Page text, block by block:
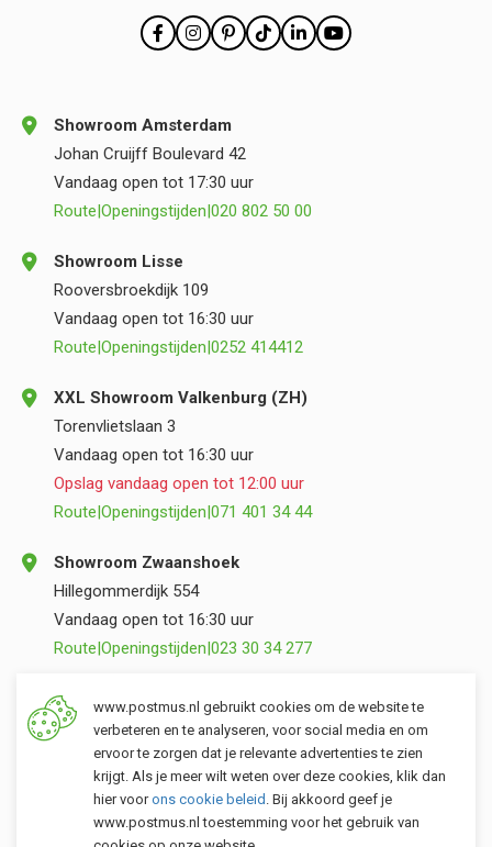
Showroom Amsterdam
Johan Cruijff Boulevard 42
Vandaag open tot 17:30 uur
Route Openingstijden 020 802 50 00
Showroom Lisse
Rooversbroekdijk 109
Vandaag open tot 16:30 uur
Route Openingstijden 0252 414412
XXL Showroom Valkenburg (ZH)
Torenvlietslaan 3
Vandaag open tot 16:30 uur
Opslag vandaag open tot 12:00 uur
Route Openingstijden 071 401 34 44
Showroom Zwaanshoek
Hillegommerdijk 554
Vandaag open tot 16:30 uur
Route Openingstijden 023 30 34 277
Opslag Valkenburg (ZH)
Torenvlietslaan 3
Vandaag open tot 12:00 uur
Route|Openingstijden |071 401 34 44
www.postmus.nl gebruikt cookies om de website te
verbeteren en te analyseren, voor social media en om
ervoor te zorgen dat je relevante advertenties te zien
krijgt. Als je meer wilt weten over deze cookies, klik dan
hier voorons cookie beleid . Bij akkoord geef je
www.postmus.nl toestemming voor het gebruik van